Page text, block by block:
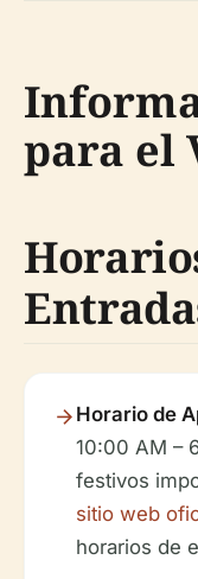
para el
Horario de
10:00 AM –
festivos
sitio web
horarios de